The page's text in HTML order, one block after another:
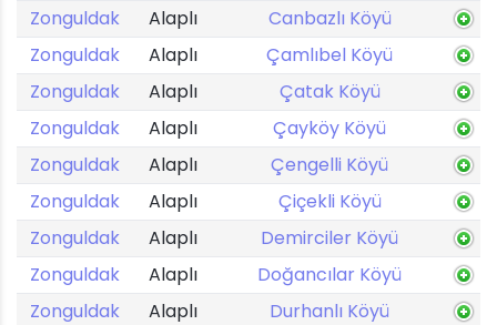
Zonguldak
Alaplı
Canbazlı Köyü
Zonguldak
Alaplı
Çamlıbel Köyü
Zonguldak
Alaplı
Çatak Köyü
Zonguldak
Alaplı
Çayköy Köyü
Zonguldak
Alaplı
Çengelli Köyü
Zonguldak
Alaplı
Çiçekli Köyü
Zonguldak
Alaplı
Demirciler Köyü
Zonguldak
Alaplı
Doğancılar Köyü
Zonguldak
Alaplı Durhanlı Köyü